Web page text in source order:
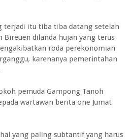
terjadi itu tiba tiba datang setelah
Bireuen dilanda hujan yang terus
roda perekonomian
karenanya pemerintahan
pemuda Gampong Tanoh
wartawan berita one Jumat
yang paling subtantif yang harus